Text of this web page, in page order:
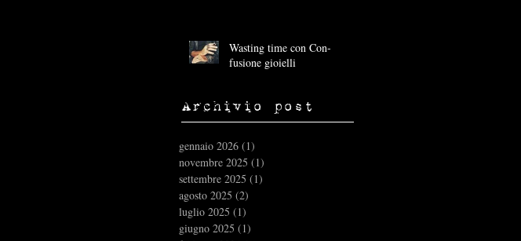
Wasting time con Con-
fusione gioielli
Archivio post
gennaio 2026 (1)
novembre 2025 (1)
settembre 2025 (1)
agosto 2025 (2)
luglio 2025 (1)
giugno 2025 (1)